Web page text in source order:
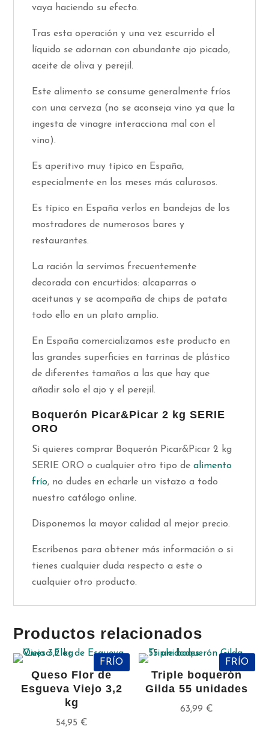
vaya haciendo su efecto.
Tras esta operación y una vez escurrido el
líquido se adornan con abundante ajo picado,
aceite de oliva y perejil.
Este alimento se consume generalmente fríos
con una cerveza (no se aconseja vino ya que la
ingesta de vinagre interacciona mal con el
vino).
Es aperitivo muy típico en España,
especialmente en los meses más calurosos.
Es típico en España verlos en bandejas de los
mostradores de numerosos bares y
restaurantes.
La ración la servimos frecuentemente
decorada con encurtidos: alcaparras o
aceitunas y se acompaña de chips de patata
todo ello en un plato amplio.
En España comercializamos este producto en
las grandes superficies en tarrinas de plástico
de diferentes tamaños a las que hay que
añadir solo el ajo y el perejil.
Boquerón Picar&Picar 2 kg SERIE
ORO
Si quieres comprar Boquerón Picar&Picar 2 kg
SERIE ORO o cualquier otro tipo dealimento
frío, no dudes en echarle un vistazo a todo
nuestro catálogo online.
Disponemos la mayor calidad al mejor precio.
Escríbenos para obtener más información o si
tienes cualquier duda respecto a este o
cualquier otro producto.
Productos relacionados
FRÍO
Queso Flor de
Esgueva Viejo 3,2
kg
54,95 €
FRÍO
Triple boquerón
Gilda 55 unidades
63,99€